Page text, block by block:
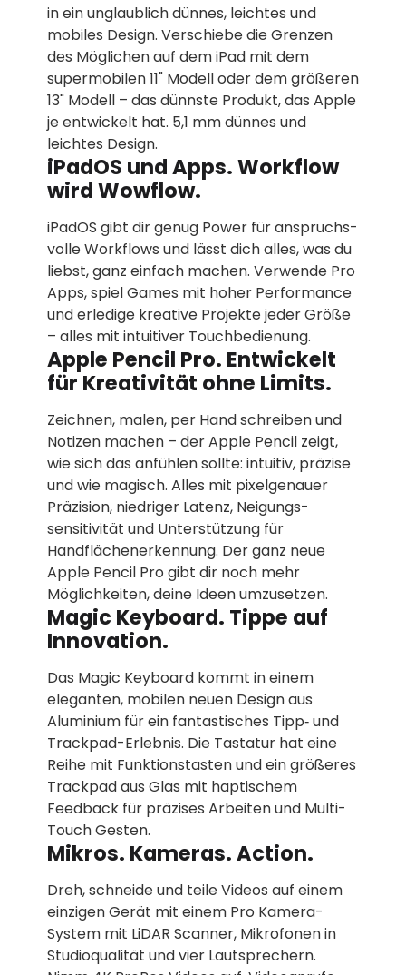
in ein unglaublich dünnes, leichtes und
mobiles Design. Verschiebe die Grenzen
des Möglichen auf dem iPad mit dem
super­mo­bilen 11" Modell oder dem größeren
13" Modell – das dünnste Produkt, das Apple
je entwickelt hat. 5,1 mm dünnes und
leichtes Design.
iPadOS und Apps. Workflow
wird Wowflow.
iPadOS gibt dir genug Power für anspruchs­
volle Workflows und lässt dich alles, was du
liebst, ganz einfach machen. Verwende Pro
Apps, spiel Games mit hoher Performance
und erledige kreative Projekte jeder Größe
– alles mit intuitiver Touchbedienung.
Apple Pencil Pro. Entwickelt
für Kreativität ohne Limits.
Zeichnen, malen, per Hand schreiben und
Notizen machen – der Apple Pencil zeigt,
wie sich das anfühlen sollte: intuitiv, präzise
und wie magisch. Alles mit pixel­genauer
Präzision, niedriger Latenz, Neigungs­
sensitivität und Unterstützung für
Handflächen­erkennung. Der ganz neue
Apple Pencil Pro gibt dir noch mehr
Möglichkeiten, deine Ideen umzusetzen.
Magic Keyboard. Tippe auf
Innovation.
Das Magic Keyboard kommt in einem
eleganten, mobilen neuen Design aus
Aluminium für ein fantastisches Tipp‑ und
Trackpad-Erlebnis. Die Tastatur hat eine
Reihe mit Funktions­tasten und ein größeres
Trackpad aus Glas mit haptischem
Feedback für präzises Arbeiten und Multi-
Touch Gesten.
Mikros. Kameras. Action.
Dreh, schneide und teile Videos auf einem
einzigen Gerät mit einem Pro Kamera-
System mit LiDAR Scanner, Mikrofonen in
Studioqualität und vier Laut­sprechern.